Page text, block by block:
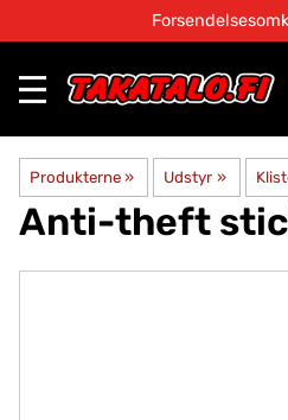
Produkterne ‪» Udstyr ‪»
Anti-theft